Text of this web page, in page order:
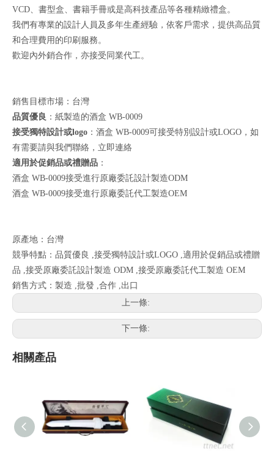
VCD、書型盒、書籍手冊或是高科技產品等各種精緻禮盒。
我們有專業的設計人員及多年生產經驗，依客戶需求，提供高品質
和合理費用的印刷服務。
歡迎內外銷合作，亦接受同業代工。
銷售目標市場：台灣
品質優良 ：紙製造的酒盒 WB-0009
接受獨特設計或logo ：酒盒 WB-0009可接受特別設計或LOGO，如
有需要請與我們聯絡， 立即連絡
適用於促銷品或禮贈品 ：
酒盒 WB-0009接受進行原廠委託設計製造ODM
酒盒 WB-0009接受進行原廠委託代工製造OEM
原產地：台灣
競爭特點：品質優良 ,接受獨特設計或LOGO ,適用於促銷品或禮贈
品 ,接受原廠委託設計製造 ODM ,接受原廠委託代工製造 OEM
銷售方式：製造 ,批發 ,合作 ,出口
上一條:
下一條:
相關產品